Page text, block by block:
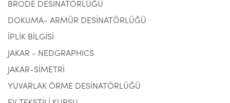
BRODE DESİNATÖRLÜĞÜ
DOKUMA- ARMÜR DESİNATÖRLÜĞÜ
İPLİK BİLGİSİ
JAKAR - NEDGRAPHICS
JAKAR-SİMETRİ
YUVARLAK ÖRME DESİNATÖRLÜĞÜ